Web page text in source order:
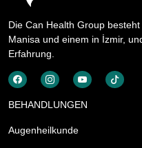
Die Can Health Group
Manisa und einem in İzmir,
Erfahrung.
BEHANDLUNGEN
Augenheilkunde